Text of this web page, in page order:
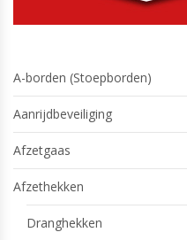
A-borden (Stoepborden)
Aanrijdbeveiliging
Afzetgaas
Afzethekken
Dranghekken